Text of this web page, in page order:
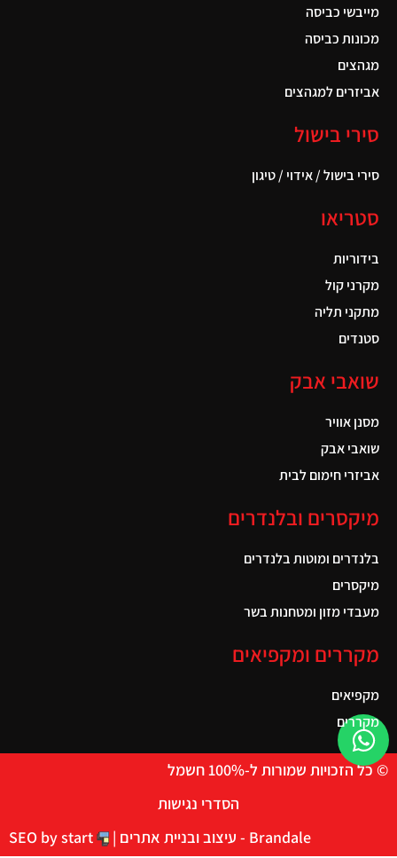
מייבשי כביסה
מכונות כביסה
מגהצים
אביזרים למגהצים
סירי בישול
סירי בישול / אידוי / טיגון
סטריאו
בידוריות
מקרני קול
מתקני תליה
סטנדים
שואבי אבק
מסנן אוויר
שואבי אבק
אביזרי חימום לבית
מיקסרים ובלנדרים
בלנדרים ומוטות בלנדרים
מיקסרים
מעבדי מזון ומטחנות בשר
מקררים ומקפיאים
מקפיאים
מקררים
© כל הזכויות שמורות ל-100% חשמל
הסדרי נגישות
Brandale - עיצוב ובניית אתרים |